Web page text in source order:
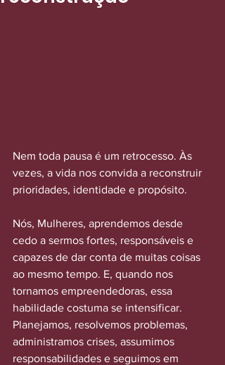
Nem toda pausa é um retrocesso. Às
vezes, a vida nos convida a reconstruir
prioridades, identidade e propósito.
Nós, Mulheres, aprendemos desde
cedo a sermos fortes, responsáveis e
capazes de dar conta de muitas coisas
ao mesmo tempo. E, quando nos
tornamos empreendedoras, essa
habilidade costuma se intensificar.
Planejamos, resolvemos problemas,
administramos crises, assumimos
responsabilidades e seguimos em